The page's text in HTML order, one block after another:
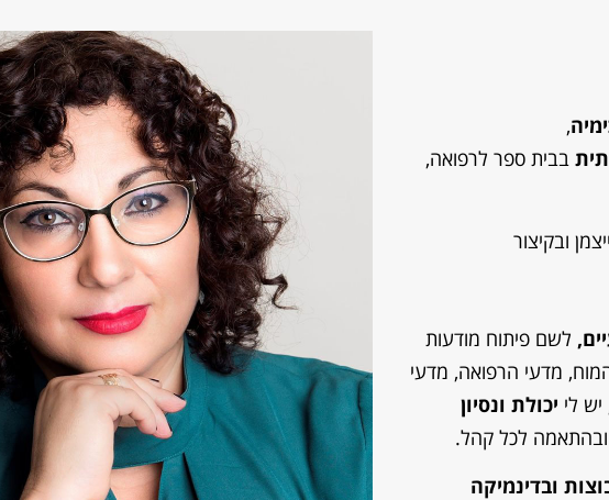
,
בבית ספר לרפואה,
ובקיצור
לשם פיתוח מודעות
מדעי הרפואה, מדעי
לי יכולת ונסיון
לכל קהל.
ובדינמיקה